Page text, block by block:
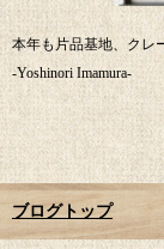
本年も片品基地、クレ
-Yoshinori Imamura-
ブログトップ